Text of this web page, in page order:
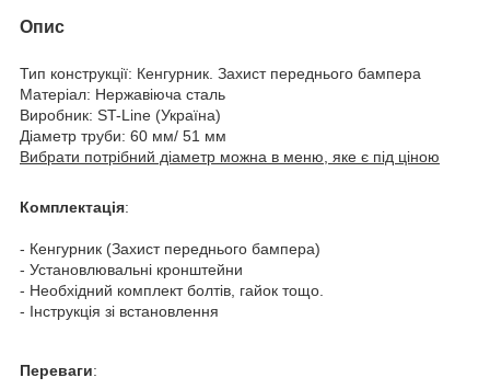
Опис
Тип конструкції: Кенгурник. Захист переднього бампера
Матеріал: Нержавіюча сталь
Виробник: ST-Line (Україна)
Діаметр труби: 60 мм/ 51 мм
Вибрати потрібний діаметр можна в меню, яке є під ціною
Комплектація:
- Кенгурник (Захист переднього бампера)
- Установлювальні кронштейни
- Необхідний комплект болтів, гайок тощо.
- Інструкція зі встановлення
Переваги: